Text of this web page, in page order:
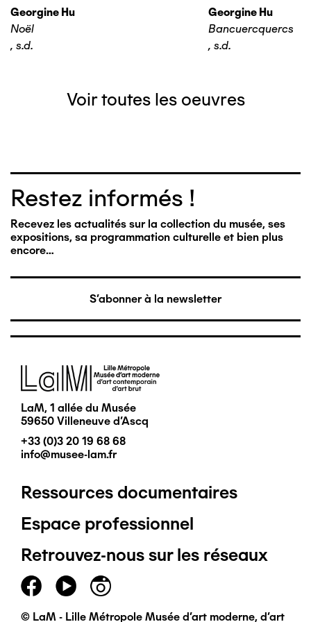
Georgine Hu
Noël
, s.d.
Georgine Hu
Bancuercquercs
, s.d.
Voir toutes les oeuvres
Restez informés !
Recevez les actualités sur la collection du musée, ses
expositions, sa programmation culturelle et bien plus
encore…
S'abonner à la newsletter
Image
LaM, 1 allée du Musée
59650 Villeneuve d'Ascq
+33 (0)3 20 19 68 68
info@musee-lam.fr
Pied
de
page
principal
Ressources documentaires
Espace professionnel
Retrouvez-nous sur les réseaux
© LaM - Lille Métropole Musée d'art moderne, d'art